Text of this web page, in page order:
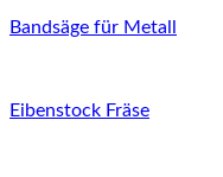
Bandsäge für Metall
Eibenstock Fräse